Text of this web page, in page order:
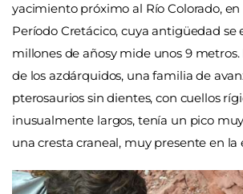
yacimiento próximo al Río Colorado, en
Período Cretácico, cuya antigüedad se
millones de añosy mide unos 9
de los azdárquidos, una familia de
pterosaurios sin dientes, con cuellos
inusualmente largos, tenía un pico
una cresta craneal, muy presente en la